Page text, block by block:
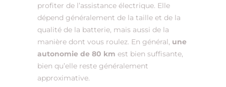
profiter de l’assistance électrique. Elle
dépend généralement de la taille et de la
qualité de la batterie, mais aussi de la
manière dont vous roulez. En général, une
autonomie de 80 km est bien suffisante,
bien qu’elle reste généralement
approximative.